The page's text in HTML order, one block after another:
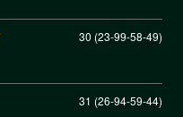
30 (23-99-58-49)
31 (26-94-59-44)